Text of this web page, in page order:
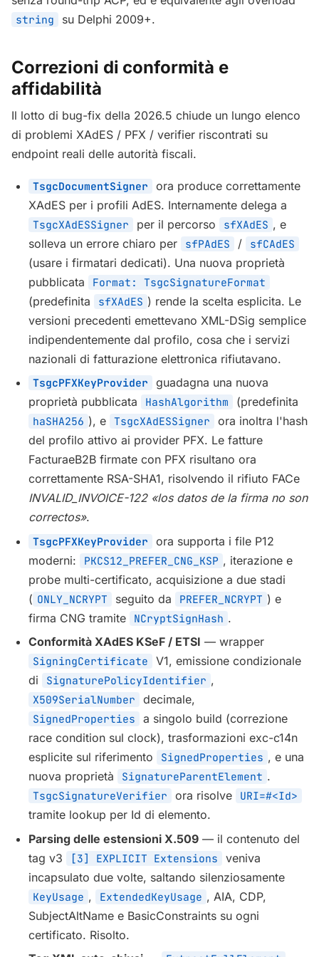
string su Delphi 2009+.
Correzioni di conformità e
affidabilità
Il lotto di bug-fix della 2026.5 chiude un lungo elenco
di problemi XAdES / PFX / verifier riscontrati su
endpoint reali delle autorità fiscali.
TsgcDocumentSigner
ora produce correttamente
XAdES per i profili AdES. Internamente delega a
TsgcXAdESSigner per il percorso sfXAdES , e
solleva un errore chiaro per
sfPAdES / sfCAdES
(usare i firmatari dedicati). Una nuova proprietà
pubblicata
Format: TsgcSignatureFormat
(predefinita sfXAdES ) rende la scelta esplicita. Le
versioni precedenti emettevano XML-DSig semplice
indipendentemente dal profilo, cosa che i servizi
nazionali di fatturazione elettronica rifiutavano.
TsgcPFXKeyProvider
guadagna una nuova
proprietà pubblicata
HashAlgorithm (predefinita
haSHA256 ), e TsgcXAdESSigner
ora inoltra l'hash
del profilo attivo ai provider PFX. Le fatture
FacturaeB2B firmate con PFX risultano ora
correttamente RSA-SHA1, risolvendo il rifiuto FACe
INVALID_INVOICE-122 «los datos de la firma no son
correctos».
TsgcPFXKeyProvider
ora supporta i file P12
moderni:
PKCS12_PREFER_CNG_KSP , iterazione e
probe multi-certificato, acquisizione a due stadi
( ONLY_NCRYPT seguito da PREFER_NCRYPT ) e
firma CNG tramite
NCryptSignHash .
Conformità XAdES KSeF / ETSI — wrapper
SigningCertificate
V1, emissione condizionale
di
SignaturePolicyIdentifier ,
X509SerialNumber decimale,
SignedProperties
a singolo build (correzione
race condition sul clock), trasformazioni exc-c14n
esplicite sul riferimento
SignedProperties , e una
nuova proprietà
SignatureParentElement .
TsgcSignatureVerifier ora risolve URI=#<Id>
tramite lookup per Id di elemento.
Parsing delle estensioni X.509 — il contenuto del
tag v3
[3] EXPLICIT Extensions
veniva
incapsulato due volte, saltando silenziosamente
KeyUsage , ExtendedKeyUsage , AIA, CDP,
SubjectAltName e BasicConstraints su ogni
certificato. Risolto.